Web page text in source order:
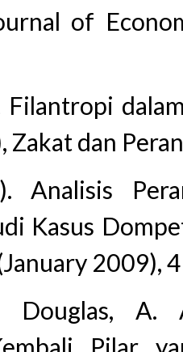
of
Zakat dan
Analisis
Kasus
2009),
Douglas, A.
Pilar